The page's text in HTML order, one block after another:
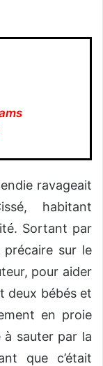
ravageait
habitant
Sortant par
sur le
pour aider
deux bébés et
en proie
à sauter par la
que c’était